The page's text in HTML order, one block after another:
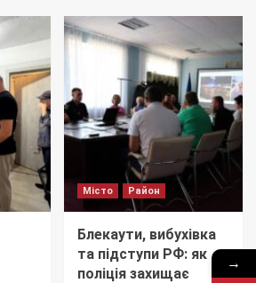
Місто Район
Блекаути, вибухівка
та підступи РФ: як
поліція захищає
→